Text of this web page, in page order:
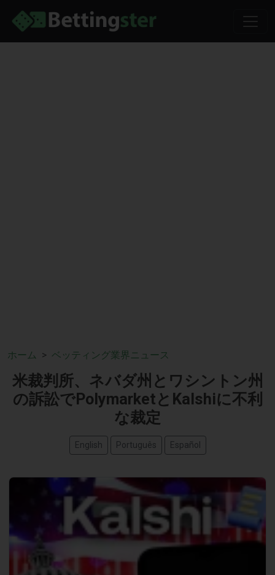
ホーム ベッティング業界ニュース
米裁判所、ネバダ州とワシントン州
の訴訟でPolymarketとKalshiに不利
な裁定
English Português Español